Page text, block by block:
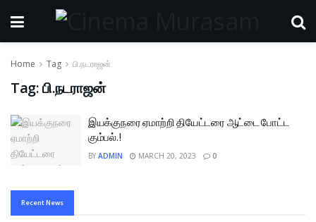
Home Tag பி.நடராஜன்
Tag:பி.நடராஜன்
இயக்குநரை ஏமாற்றி தியேட்டரை ஆட்டை போட்ட
கும்பல்.!
BY ADMIN MARCH 20, 2023 0
Recent News